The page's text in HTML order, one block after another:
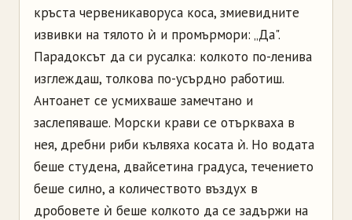
кръста червеникаворуса коса, змиевидните
извивки на тялото ѝ и промърмори: „Да".
Парадоксът да си русалка: колкото по-ленива
изглеждаш, толкова по-усърдно работиш.
Антоанет се усмихваше замечтано и
заслепяваше. Морски крави се отъркваха в
нея, дребни риби кълвяха косата ѝ. Но водата
беше студена, двайсетина градуса, течението
беше силно, а количеството въздух в
дробовете ѝ беше колкото да се задържи на